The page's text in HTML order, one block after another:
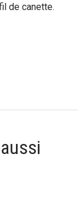
de canette.